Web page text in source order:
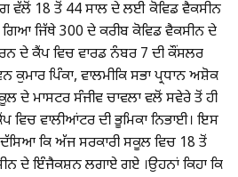
ਵੱਲੋਂ 18 ਤੋਂ 44 ਸਾਲ ਦੇ ਲਈ ਕੋਵਿਡ ਵੈਕਸੀਨ
ਜਿੱਥੇ 300 ਦੇ ਕਰੀਬ ਕੋਵਿਡ ਵੈਕਸੀਨ ਦੇ
ਦੇ ਕੈੰਪ ਵਿਚ ਵਾਰਡ ਨੰਬਰ 7 ਦੀ ਕੌਂਸਲਰ
ਕੁਮਾਰ ਪਿੰਕਾ, ਵਾਲਮੀਕਿ ਸਭਾ ਪ੍ਰਧਾਨ ਅਸ਼ੋਕ
ਦੇ ਮਾਸਟਰ ਸੰਜੀਵ ਚਾਵਲਾ ਵਲੋਂ ਸਵੇਰੇ ਤੋਂ ਹੀ
ਵਿਚ ਵਾਲੀਆਂਟਰ ਦੀ ਭੂਮਿਕਾ ਨਿਭਾਈ। ਇਸ
ਕਿ ਅੱਜ ਸਰਕਾਰੀ ਸਕੂਲ ਵਿਚ 18 ਤੋਂ
ਦੇ ਇੰਜੈਕਸ਼ਨ ਲਗਾਏ ਗਏ ।ਉਹਨਾਂ ਕਿਹਾ ਕਿ